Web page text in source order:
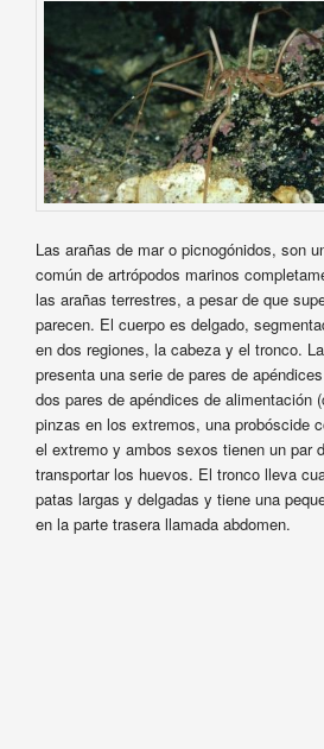
Las arañas de mar o picnogónidos, son
común de artrópodos marinos
las arañas terrestres, a pesar de que
parecen. El cuerpo es delgado,
en dos regiones, la cabeza y el tronco.
presenta una serie de pares de
dos pares de apéndices de alimentación
pinzas en los extremos, una probóscide
el extremo y ambos sexos tienen un par
transportar los huevos. El tronco lleva
patas largas y delgadas y tiene una
en la parte trasera llamada abdomen.